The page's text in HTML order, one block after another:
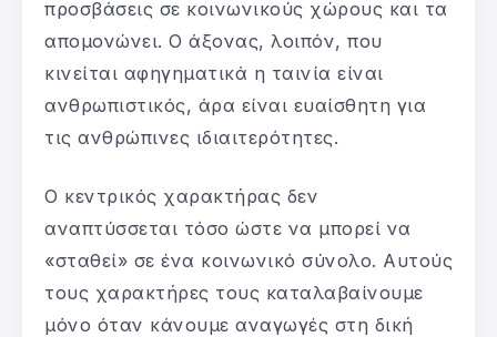
προσβάσεις σε κοινωνικούς χώρους και τα
απομονώνει. Ο άξονας, λοιπόν, που
κινείται αφηγηματικά η ταινία είναι
ανθρωπιστικός, άρα είναι ευαίσθητη για
τις ανθρώπινες ιδιαιτερότητες.
Ο κεντρικός χαρακτήρας δεν
αναπτύσσεται τόσο ώστε να μπορεί να
«σταθεί» σε ένα κοινωνικό σύνολο. Αυτούς
τους χαρακτήρες τους καταλαβαίνουμε
μόνο όταν κάνουμε αναγωγές στη δική